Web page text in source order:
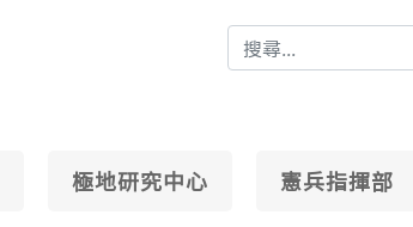
極地研究中心 憲兵指揮部